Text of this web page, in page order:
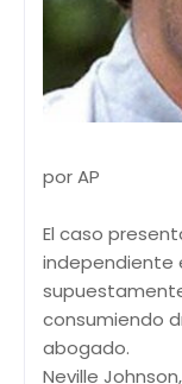
por AP
El caso
independiente
consumiendo
abogado.
Neville